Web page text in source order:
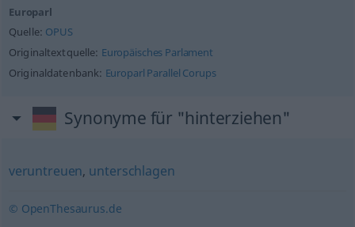
Europarl
Quelle: OPUS
Originaltextquelle: Europäisches Parlament
Originaldatenbank: Europarl Parallel Corups
Synonyme für "hinterziehen"
veruntreuen, unterschlagen
© OpenThesaurus.de